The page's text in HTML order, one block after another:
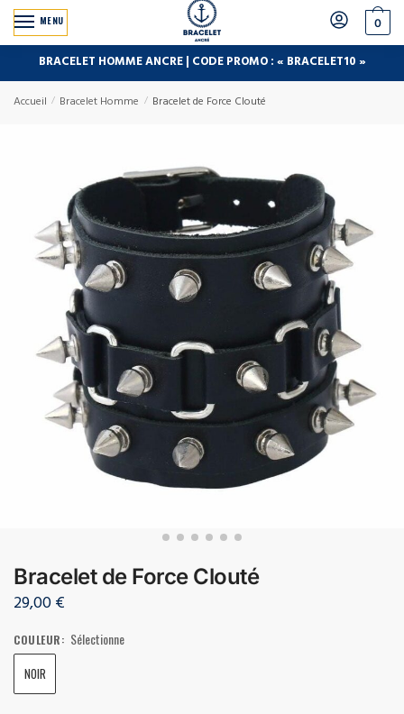
MENU 0
BRACELET HOMME ANCRE | CODE PROMO : « BRACELET10 »
Accueil / Bracelet Homme / Bracelet de Force Clouté
Bracelet de Force Clouté
29,00€
COULEUR: Sélectionne
NOIR